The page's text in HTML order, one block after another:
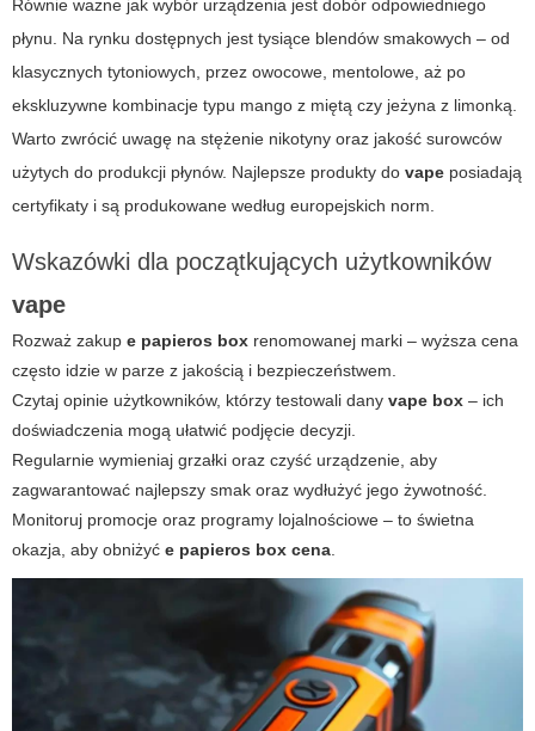
Równie ważne jak wybór urządzenia jest dobór odpowiedniego
płynu. Na rynku dostępnych jest tysiące blendów smakowych – od
klasycznych tytoniowych, przez owocowe, mentolowe, aż po
ekskluzywne kombinacje typu mango z miętą czy jeżyna z limonką.
Warto zwrócić uwagę na stężenie nikotyny oraz jakość surowców
użytych do produkcji płynów. Najlepsze produkty do vape posiadają
certyfikaty i są produkowane według europejskich norm.
Wskazówki dla początkujących użytkowników
vape
Rozważ zakup e papieros box renomowanej marki – wyższa cena
często idzie w parze z jakością i bezpieczeństwem.
Czytaj opinie użytkowników, którzy testowali dany vape box – ich
doświadczenia mogą ułatwić podjęcie decyzji.
Regularnie wymieniaj grzałki oraz czyść urządzenie, aby
zagwarantować najlepszy smak oraz wydłużyć jego żywotność.
Monitoruj promocje oraz programy lojalnościowe – to świetna
okazja, aby obniżyć e papieros box cena